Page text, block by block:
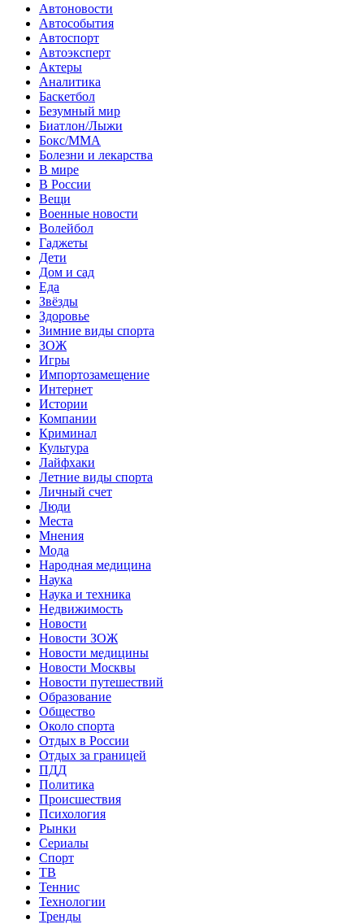
Автоновости
Автособытия
Автоспорт
Автоэксперт
Актеры
Аналитика
Баскетбол
Безумный мир
Биатлон/Лыжи
Бокс/MMA
Болезни и лекарства
В мире
В России
Вещи
Военные новости
Волейбол
Гаджеты
Дети
Дом и сад
Еда
Звёзды
Здоровье
Зимние виды спорта
ЗОЖ
Игры
Импортозамещение
Интернет
Истории
Компании
Криминал
Культура
Лайфхаки
Летние виды спорта
Личный счет
Люди
Места
Мнения
Мода
Народная медицина
Наука
Наука и техника
Недвижимость
Новости
Новости ЗОЖ
Новости медицины
Новости Москвы
Новости путешествий
Образование
Общество
Около спорта
Отдых в России
Отдых за границей
ПДД
Политика
Происшествия
Психология
Рынки
Сериалы
Спорт
ТВ
Теннис
Технологии
Тренды